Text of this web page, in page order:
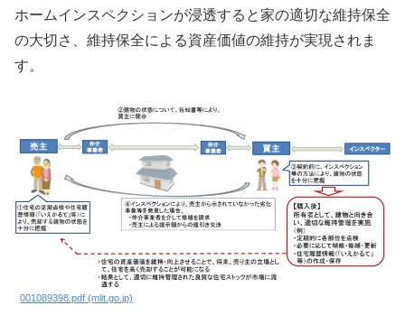
ホームインスペクションが浸透すると家の適切な維持保全
の大切さ、維持保全による資産価値の維持が実現されま
す。
001089398.pdf (mlit.go.jp)